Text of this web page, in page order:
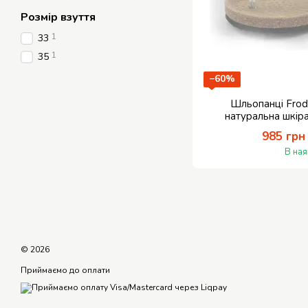
−60%
Шльопанці
натуральна
985 грн
В
Розмір взуття
33 1
35 1
© 2026
Приймаємо до оплати